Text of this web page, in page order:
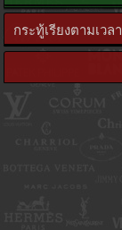
กระทู้เรียงตามเวล